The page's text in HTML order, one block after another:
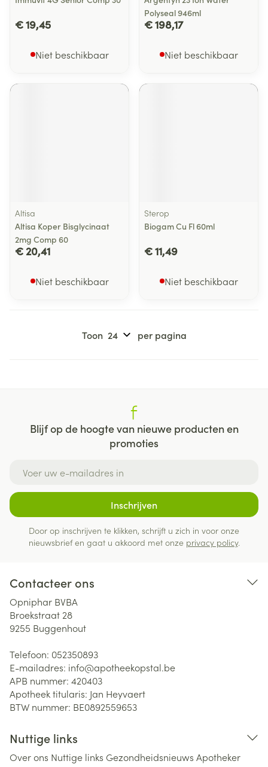
€ 19,45
Niet beschikbaar
Polyseal 946ml
€ 198,17
Niet beschikbaar
Altisa
Altisa Koper Bisglycinaat
2mg Comp 60
€ 20,41
Niet beschikbaar
Sterop
Biogam Cu Fl 60ml
€ 11,49
Niet beschikbaar
Toon per pagina
Blijf op de hoogte van nieuwe producten en
promoties
Inschrijven
Door op inschrijven te klikken, schrijft u zich in voor onze
nieuwsbrief en gaat u akkoord met onze privacy policy.
Contacteer ons
Opniphar BVBA
Broekstraat 28
9255 Buggenhout
Telefoon: 052350893
E-mailadres: info@apotheekopstal.be
APB nummer: 420403
Apotheek titularis: Jan Heyvaert
BTW nummer: BE0892559653
Nuttige links
Over ons Nuttige links Gezondheidsnieuws Apotheker